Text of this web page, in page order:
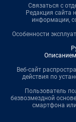
Связаться с
Редакция сайта
информации,
Особенности
Веб-сайт
действия по
Пользователь
безвозмездной
смартфона